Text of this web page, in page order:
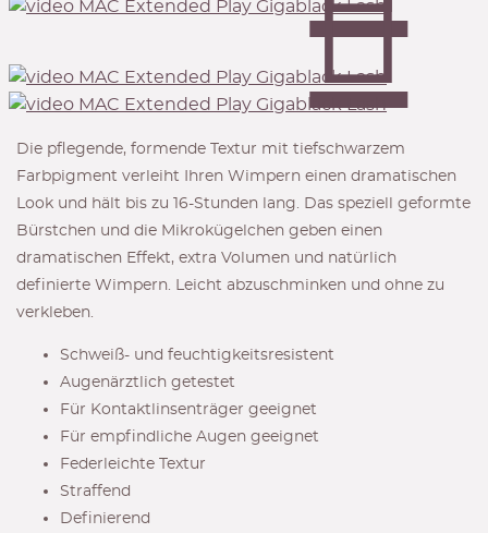
Die pflegende, formende Textur mit tiefschwarzem
Farbpigment verleiht Ihren Wimpern einen dramatischen
Look und hält bis zu 16-Stunden lang. Das speziell geformte
Bürstchen und die Mikrokügelchen geben einen
dramatischen Effekt, extra Volumen und natürlich
definierte Wimpern. Leicht abzuschminken und ohne zu
verkleben.
Schweiß- und feuchtigkeitsresistent
Augenärztlich getestet
Für Kontaktlinsenträger geeignet
Für empfindliche Augen geeignet
Federleichte Textur
Straffend
Definierend